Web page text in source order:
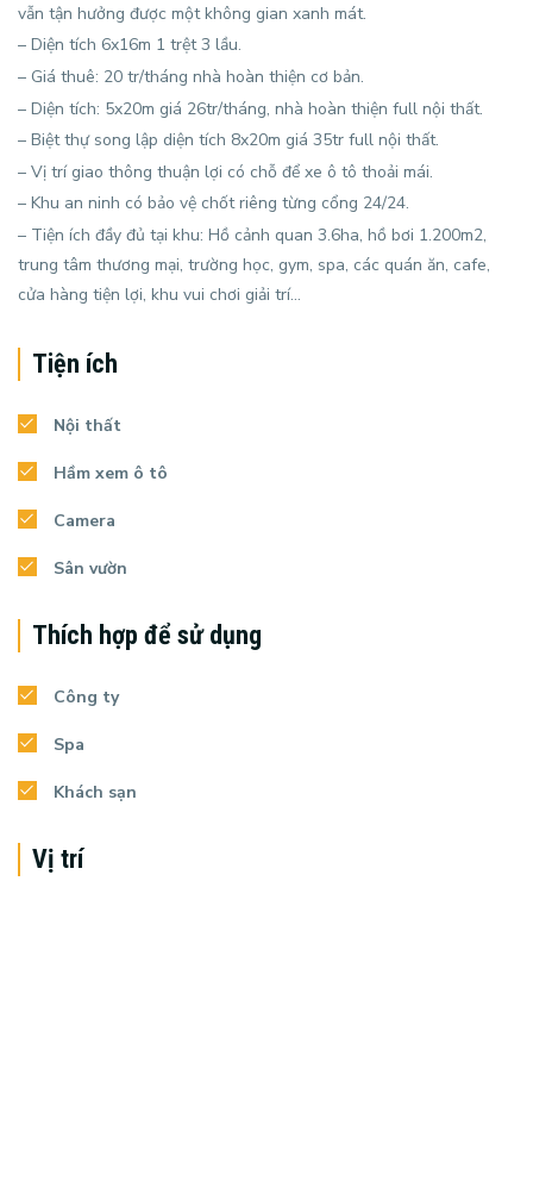
vẫn tận hưởng được một không gian xanh mát.
– Diện tích 6x16m 1 trệt 3 lầu.
– Giá thuê: 20 tr/tháng nhà hoàn thiện cơ bản.
– Diện tích: 5x20m giá 26tr/tháng, nhà hoàn thiện full nội thất.
– Biệt thự song lập diện tích 8x20m giá 35tr full nội thất.
– Vị trí giao thông thuận lợi có chỗ để xe ô tô thoải mái.
– Khu an ninh có bảo vệ chốt riêng từng cổng 24/24.
– Tiện ích đầy đủ tại khu: Hồ cảnh quan 3.6ha, hồ bơi 1.200m2,
trung tâm thương mại, trường học, gym, spa, các quán ăn, cafe,
cửa hàng tiện lợi, khu vui chơi giải trí…
Tiện ích
Nội thất
Hầm xem ô tô
Camera
Sân vườn
Thích hợp để sử dụng
Công ty
Spa
Khách sạn
Vị trí